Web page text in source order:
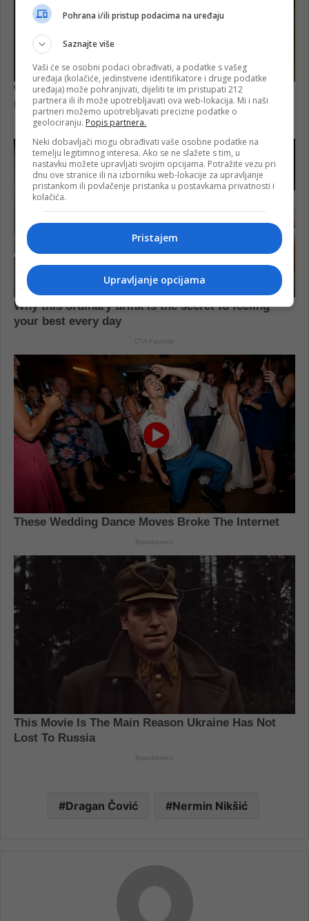
Dragan Čović Nermin Nikšić
Pohrana i/ili pristup podacima na uređaju
Saznajte više
Vaši će se osobni podaci obrađivati, a podatke s vašeg
uređaja (kolačiće, jedinstvene identifikatore i druge podatke
uređaja) može pohranjivati, dijeliti te im pristupati 212
partnera ili ih može upotrebljavati ova web-lokacija. Mi i naši
partneri možemo upotrebljavati precizne podatke o
geolociranju. Popis partnera.
Neki dobavljači mogu obrađivati vaše osobne podatke na
temelju legitimnog interesa. Ako se ne slažete s tim, u
nastavku možete upravljati svojim opcijama. Potražite vezu pri
dnu ove stranice ili na izborniku web-lokacije za upravljanje
pristankom ili povlačenje pristanka u postavkama privatnosti i
kolačića.
Pristajem
Upravljanje opcijama